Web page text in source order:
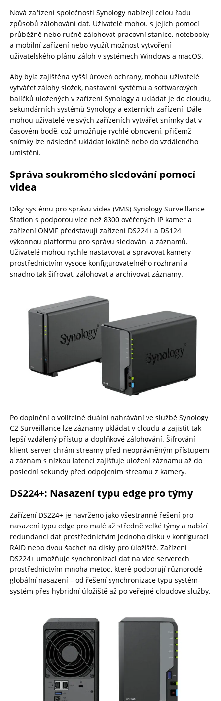
Nová zařízení společnosti Synology nabízejí celou řadu
způsobů zálohování dat. Uživatelé mohou s jejich pomocí
průběžně nebo ručně zálohovat pracovní stanice, notebooky
a mobilní zařízení nebo využít možnost vytvoření
uživatelského plánu záloh v systémech Windows a macOS.
Aby byla zajištěna vyšší úroveň ochrany, mohou uživatelé
vytvářet zálohy složek, nastavení systému a softwarových
balíčků uložených v zařízení Synology a ukládat je do cloudu,
sekundárních systémů Synology a externích zařízení. Dále
mohou uživatelé ve svých zařízeních vytvářet snímky dat v
časovém bodě, což umožňuje rychlé obnovení, přičemž
snímky lze následně ukládat lokálně nebo do vzdáleného
umístění.
Správa soukromého sledování pomocí
videa
Díky systému pro správu videa (VMS) Synology Surveillance
Station s podporou více než 8300 ověřených IP kamer a
zařízení ONVIF představují zařízení DS224+ a DS124
výkonnou platformu pro správu sledování a záznamů.
Uživatelé mohou rychle nastavovat a spravovat kamery
prostřednictvím vysoce konfigurovatelného rozhraní a
snadno tak šifrovat, zálohovat a archivovat záznamy.
Po doplnění o volitelné duální nahrávání ve službě Synology
C2 Surveillance lze záznamy ukládat v cloudu a zajistit tak
lepší vzdálený přístup a doplňkové zálohování. Šifrování
klient-server chrání streamy před neoprávněným přístupem
a záznam s nízkou latencí zajišťuje uložení záznamu až do
poslední sekundy před odpojením streamu z kamery.
DS224+: Nasazení typu edge pro týmy
Zařízení DS224+ je navrženo jako všestranné řešení pro
nasazení typu edge pro malé až středně velké týmy a nabízí
redundanci dat prostřednictvím jednoho disku v konfiguraci
RAID nebo dvou šachet na disky pro úložiště. Zařízení
DS224+ umožňuje synchronizaci dat na více serverech
prostřednictvím mnoha metod, které podporují různorodé
globální nasazení – od řešení synchronizace typu systém-
systém přes hybridní úložiště až po veřejné cloudové služby.